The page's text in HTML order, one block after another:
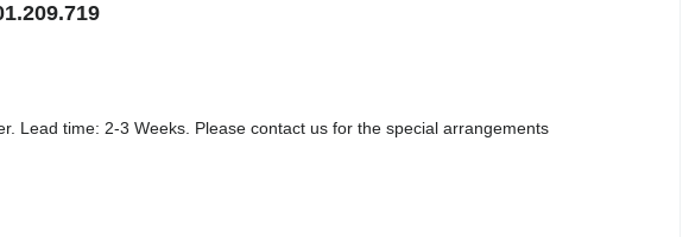
Lead time: 2-3 Weeks. Please contact us for the special arrangements